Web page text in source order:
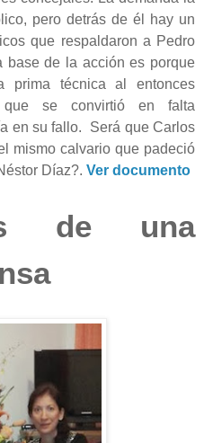
pero detrás de él hay un
que respaldaron a Pedro
base de la acción es porque
prima técnica al entonces
que se convirtió en falta
en su fallo. Será que Carlos
mismo calvario que padeció
Díaz?. Ver documento
de una